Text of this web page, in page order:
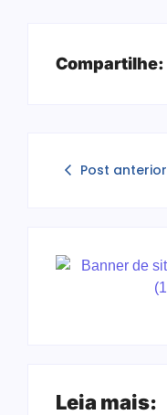
Compartilhe:
Post anterior
Leia mais: